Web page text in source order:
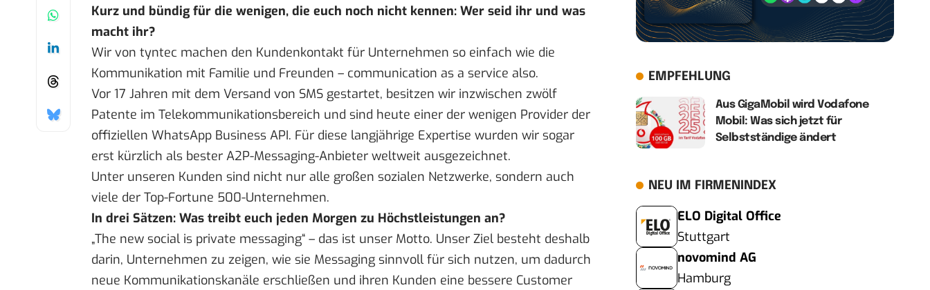
Kurz und bündig für die wenigen, die euch noch nicht kennen: Wer seid ihr und was
macht ihr?
Wir von tyntec machen den Kundenkontakt für Unternehmen so einfach wie die
Kommunikation mit Familie und Freunden – communication as a service also.
Vor 17 Jahren mit dem Versand von SMS gestartet, besitzen wir inzwischen zwölf
Patente im Telekommunikationsbereich und sind heute einer der wenigen Provider der
offiziellen WhatsApp Business API. Für diese langjährige Expertise wurden wir sogar
erst kürzlich als bester A2P-Messaging-Anbieter weltweit ausgezeichnet.
Unter unseren Kunden sind nicht nur alle großen sozialen Netzwerke, sondern auch
viele der Top-Fortune 500-Unternehmen.
In drei Sätzen: Was treibt euch jeden Morgen zu Höchstleistungen an?
„The new social is private messaging“ – das ist unser Motto. Unser Ziel besteht deshalb
darin, Unternehmen zu zeigen, wie sie Messaging sinnvoll für sich nutzen, um dadurch
neue Kommunikationskanäle erschließen und ihren Kunden eine bessere Customer
EMPFEHLUNG
Aus GigaMobil wird Vodafone
Mobil: Was sich jetzt für
Selbstständige ändert
NEU IM FIRMENINDEX
ELO Digital Office
Stuttgart
novomind AG
Hamburg